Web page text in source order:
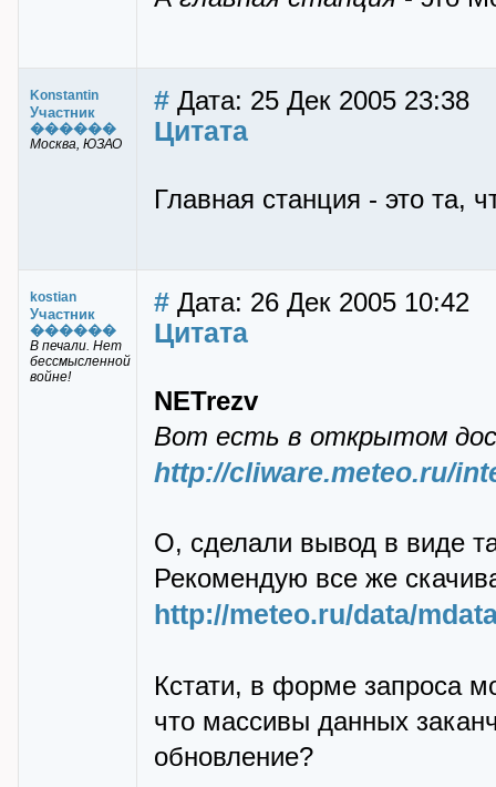
Konstantin
Участник
������
Москва, ЮЗАО
# Дата: 25 Дек 2005 23:38
Цитата
Главная станция - это та,
kostian
Участник
������
В печали. Нет
бессмысленной
войне!
# Дата: 26 Дек 2005 10:42
Цитата
NETrezv
Вот есть в открытом
http://cliware.meteo.ru/
О, сделали вывод в виде
Рекомендую все же
http://meteo.ru/data/
Кстати, в форме запроса
что массивы данных
обновление?